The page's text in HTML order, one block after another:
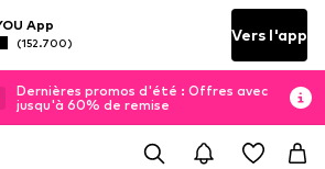
App
(152.700) Vers l'app
Dernières promos d'été : Offres avec
jusqu'à 60% de remise